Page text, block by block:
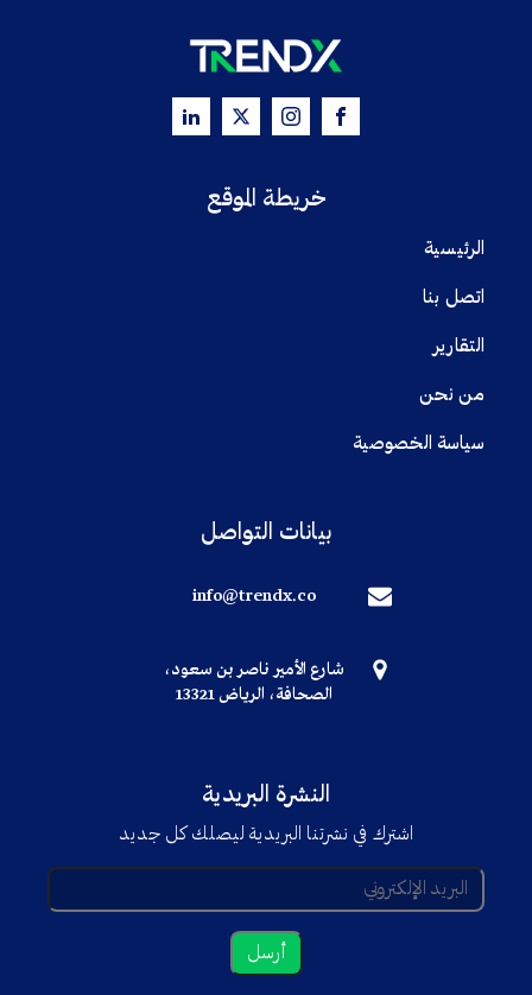
خريطة الموقع
الرئيسية
اتصل بنا
التقارير
من نحن
سياسة الخصوصية
بيانات التواصل
info@trendx.co
شارع الأمير ناصر بن سعود،
الصحافة، الرياض 13321
النشرة البريدية
اشترك في نشرتنا البريدية ليصلك كل جديد